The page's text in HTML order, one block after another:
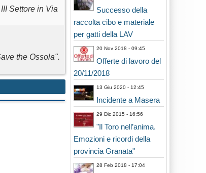
Settore in Via
the Ossola".
Successo della
raccolta cibo e materiale
per gatti della LAV
20 Nov 2018 - 09:45
Offerte di lavoro del
20/11/2018
13 Giu 2020 - 12:45
Incidente a Masera
29 Dic 2015 - 16:56
"Il Toro nell’anima.
Emozioni e ricordi della
provincia Granata"
28 Feb 2018 - 17:04